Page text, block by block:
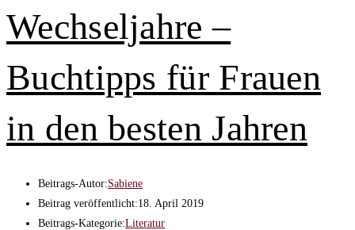
Wechseljahre –
Buchtipps für Frauen
in den besten Jahren
Beitrags-Autor:Sabiene
Beitrag veröffentlicht:18. April 2019
Beitrags-Kategorie:Literatur